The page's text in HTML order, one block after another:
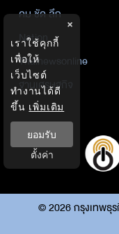
คม ชัด ลึก
Nation
Thainewsonline
ฐานเศรษฐกิจ
©2026กรุงเทพธุ
×
เราใช้คุกกี้
เพื่อให้
เว็บไซต์
ทำงานได้ดี
ขึ้น เพิ่มเติม
ยอมรับ
ตั้งค่า